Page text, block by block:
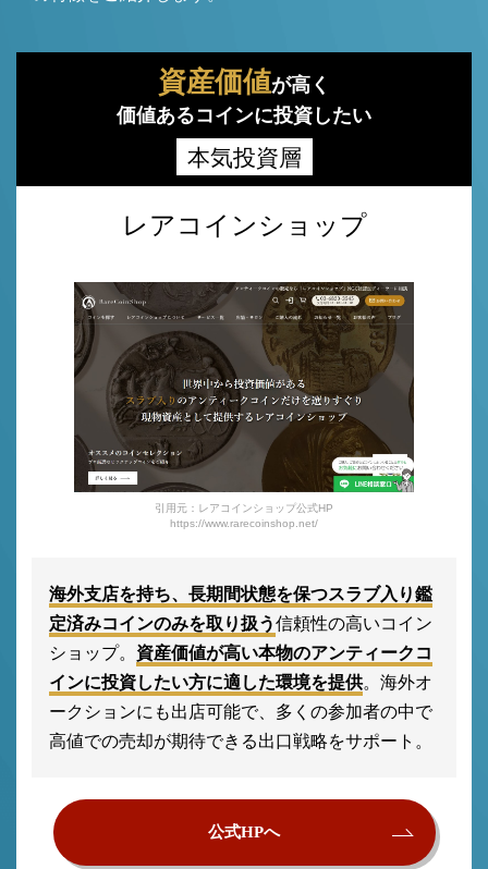
資産価値が高く
価値あるコインに投資したい
本気投資層
レアコインショップ
引用元：レアコインショップ公式HP
https://www.rarecoinshop.net/
海外支店を持ち、長期間状態を保つスラブ入り鑑
定済みコインのみを取り扱う信頼性の高いコイン
ショップ。 資産価値が高い本物のアンティークコ
インに投資したい方に適した環境を提供。海外オ
ークションにも出店可能で、多くの参加者の中で
高値での売却が期待できる出口戦略をサポート。
公式HPへ